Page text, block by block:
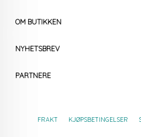
OM BUTIKKEN
NYHETSBREV
PARTNERE
FRAKT KJØPSBETINGELSER